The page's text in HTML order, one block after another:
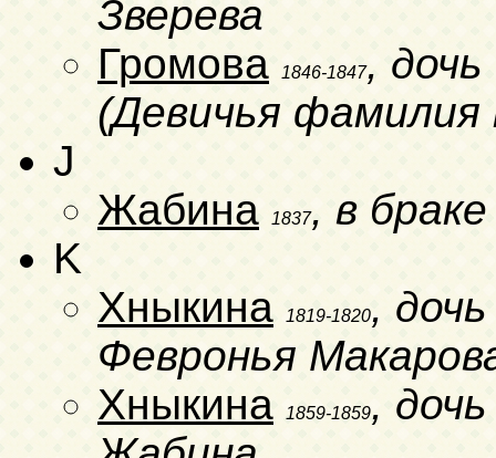
Зверева
Громова
1846-1847,
(Девичья фамилия
J
Жабина
1837, в
K
Хныкина
1819-1820,
Февронья
Хныкина
1859-1859,